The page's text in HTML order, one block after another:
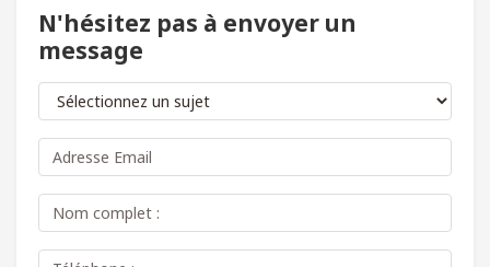
N'hésitez pas à envoyer un
message